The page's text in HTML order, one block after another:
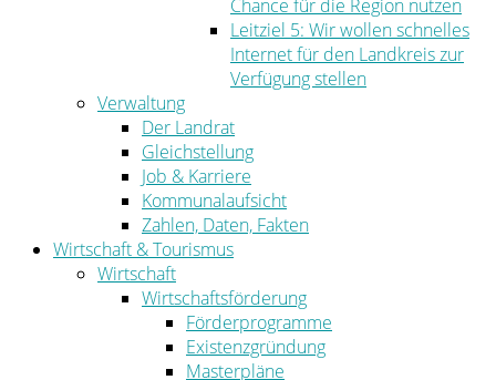
Chance für die Region nutzen
Leitziel 5: Wir wollen schnelles
Internet für den Landkreis zur
Verfügung stellen
Verwaltung
Der Landrat
Gleichstellung
Job & Karriere
Kommunalaufsicht
Zahlen, Daten, Fakten
Wirtschaft & Tourismus
Wirtschaft
Wirtschaftsförderung
Förderprogramme
Existenzgründung
Masterpläne